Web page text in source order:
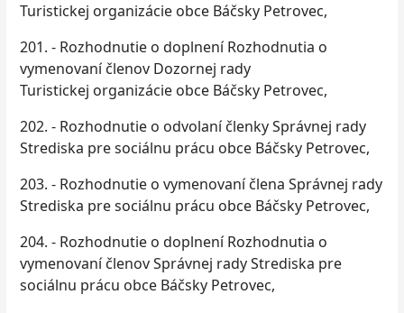
Turistickej organizácie obce Báčsky Petrovec,
201. - Rozhodnutie o doplnení Rozhodnutia o
vymenovaní členov Dozornej rady
Turistickej organizácie obce Báčsky Petrovec,
202. - Rozhodnutie o odvolaní členky Správnej rady
Strediska pre sociálnu prácu obce Báčsky Petrovec,
203. - Rozhodnutie o vymenovaní člena Správnej rady
Strediska pre sociálnu prácu obce Báčsky Petrovec,
204. - Rozhodnutie o doplnení Rozhodnutia o
vymenovaní členov Správnej rady Strediska pre
sociálnu prácu obce Báčsky Petrovec,